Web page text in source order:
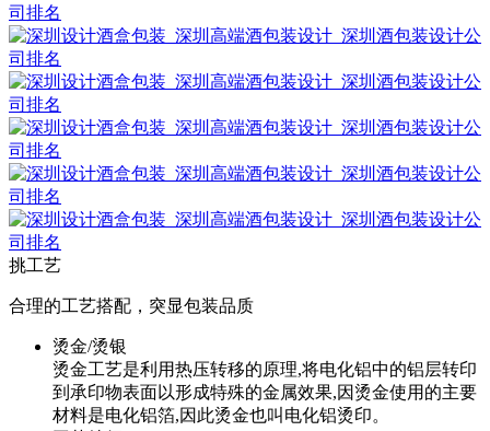
挑工艺
合理的工艺搭配，突显包装品质
烫金/烫银
烫金工艺是利用热压转移的原理,将电化铝中的铝层转印
到承印物表面以形成特殊的金属效果,因烫金使用的主要
材料是电化铝箔,因此烫金也叫电化铝烫印。